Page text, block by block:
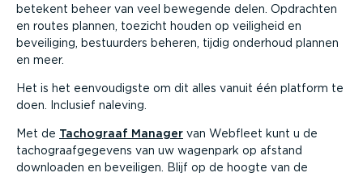
betekent beheer van veel bewegende delen. Opdrachten
en routes plannen, toezicht houden op veiligheid en
beveiliging, bestuurders beheren, tijdig onderhoud plannen
en meer.
Het is het eenvou­digste om dit alles vanuit één platform te
doen. Inclusief naleving.
Met de Tachograaf Manager van Webfleet kunt u de
tacho­graaf­ge­gevens van uw wagenpark op afstand
downloaden en beveiligen. Blijf op de hoogte van de